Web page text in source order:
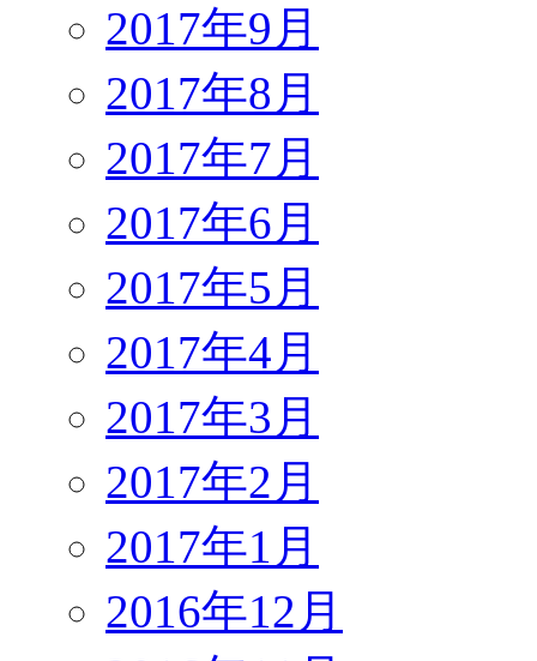
2017年9月
2017年8月
2017年7月
2017年6月
2017年5月
2017年4月
2017年3月
2017年2月
2017年1月
2016年12月